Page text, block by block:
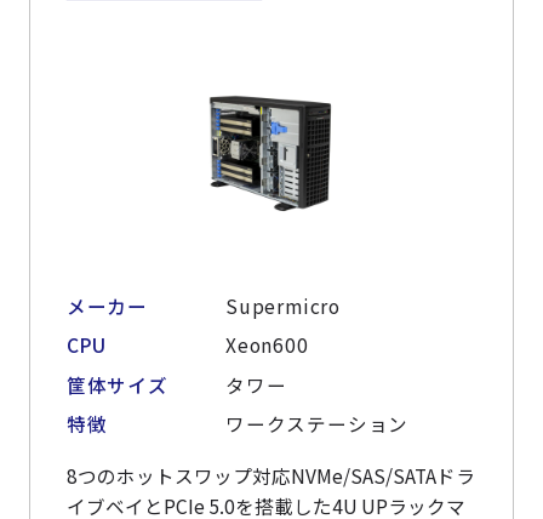
よくある質問
採用情報
メーカー
Supermicro
CPU
Xeon600
筐体サイズ
タワー
特徴
ワークステーション
8つのホットスワップ対応NVMe/SAS/SATAドラ
イブベイとPCIe 5.0を搭載した4U UPラックマ